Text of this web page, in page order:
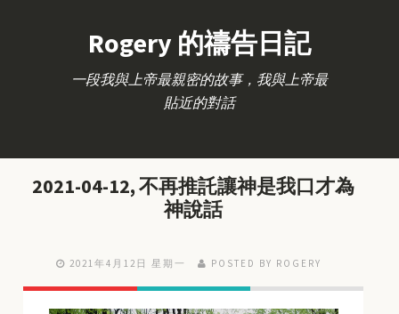
Rogery 的禱告日記
一段我與上帝最親密的故事，我與上帝最
貼近的對話
2021-04-12, 不再推託讓神是我口才為
神說話
2021年4月12日 星期一 POSTED BY ROGERY